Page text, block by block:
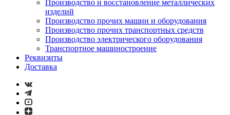
Производство и восстановление металлических
изделий
Производство прочих машин и оборудования
Производство прочих транспортных средств
Производство электрического оборудования
Транспортное машиностроение
Реквизиты
Доставка